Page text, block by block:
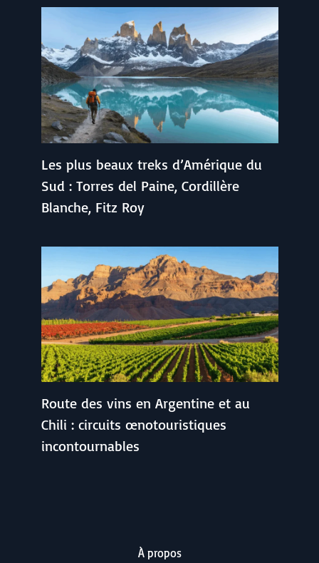
Les plus beaux treks d’Amérique du
Sud : Torres del Paine, Cordillère
Blanche, Fitz Roy
Route des vins en Argentine et au
Chili : circuits œnotouristiques
incontournables
À propos